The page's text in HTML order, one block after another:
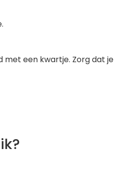
met een kwartje. Zorg dat je